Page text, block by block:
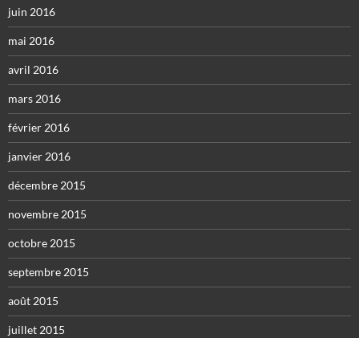
juin 2016
mai 2016
avril 2016
mars 2016
février 2016
janvier 2016
décembre 2015
novembre 2015
octobre 2015
septembre 2015
août 2015
juillet 2015